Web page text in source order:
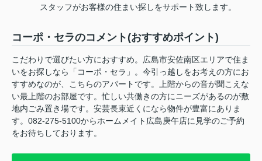
スタッフがお客様の住まい探しをサポート致します。
コーポ・セラのコメント(おすすめポイント)
こだわりで選びたい方におすすめ。広島市安佐南区エリアで住ま
いをお探しなら「コーポ・セラ」。今引っ越しをお考えの方にお
すすめなのが、こちらのアパートです。上階からの音が聞こえな
い最上階のお部屋です。忙しい共働きの方にニーズがあるのが敷
地内ごみ置き場です。安芸長束近くになら物件が豊富にありま
す。082-275-5100からホームメイト広島庚午店に見学のご予約
をお待ちしております。